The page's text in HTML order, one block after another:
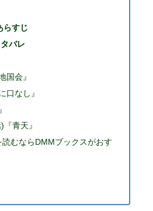
すじ
バレ
国会』
口なし』
青天』
むならDMMブックスがおす